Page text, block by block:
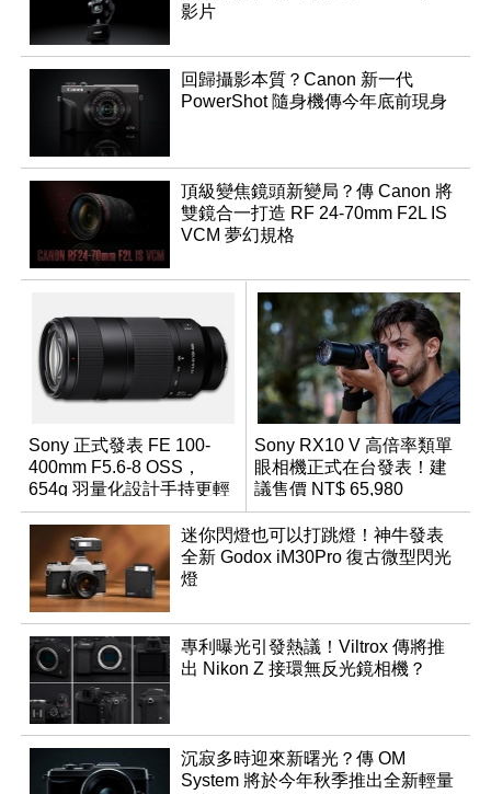
影片
回歸攝影本質？Canon 新一代
PowerShot 隨身機傳今年底前現身
頂級變焦鏡頭新變局？傳 Canon 將
雙鏡合一打造 RF 24-70mm F2L IS
VCM 夢幻規格
Sony 正式發表 FE 100-
400mm F5.6-8 OSS，
654g 羽量化設計手持更輕
鬆
Sony RX10 V 高倍率類單
眼相機正式在台發表！建
議售價 NT$ 65,980
迷你閃燈也可以打跳燈！神牛發表
全新 Godox iM30Pro 復古微型閃光
燈
專利曝光引發熱議！Viltrox 傳將推
出 Nikon Z 接環無反光鏡相機？
沉寂多時迎來新曙光？傳 OM
System 將於今年秋季推出全新輕量